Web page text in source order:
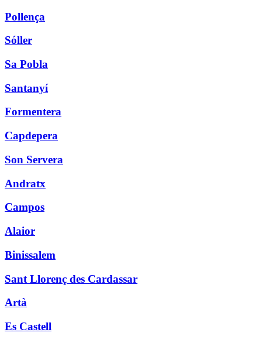
Pollença
Sóller
Sa Pobla
Santanyí
Formentera
Capdepera
Son Servera
Andratx
Campos
Alaior
Binissalem
Sant Llorenç des Cardassar
Artà
Es Castell